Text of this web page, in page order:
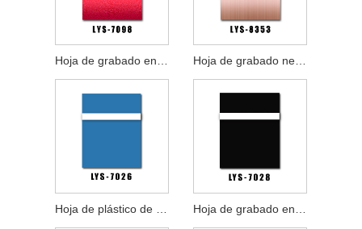
Hoja de grabado negra en oro rosa cepillado